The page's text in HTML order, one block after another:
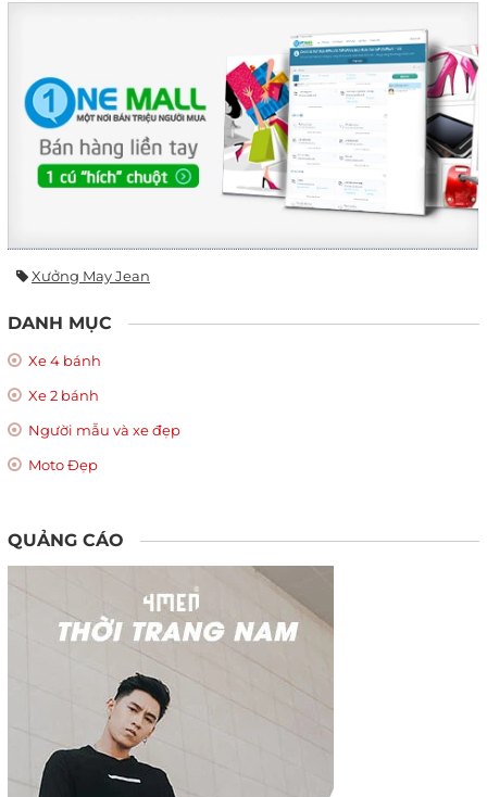
Xưởng May Jean
DANH MỤC
Xe 4 bánh
Xe 2 bánh
Người mẫu và xe đẹp
Moto Đẹp
QUẢNG CÁO